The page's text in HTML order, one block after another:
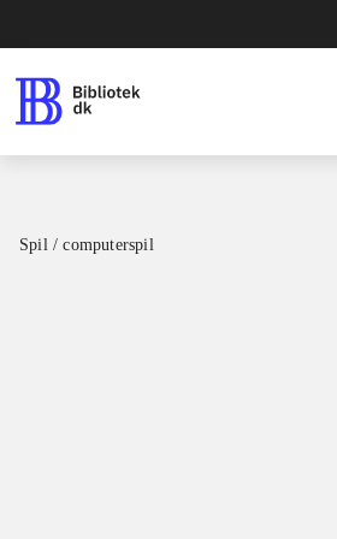
Spil / computerspil